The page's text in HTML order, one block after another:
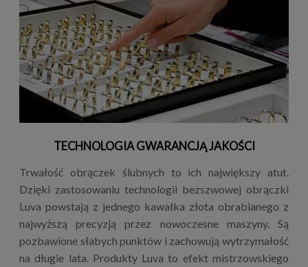
TECHNOLOGIA GWARANCJĄ JAKOŚCI
Trwałość obrączek ślubnych to ich największy atut.
Dzięki zastosowaniu technologii bezszwowej obrączki
Luva powstają z jednego kawałka złota obrabianego z
najwyższą precyzją przez nowoczesne maszyny. Są
pozbawione słabych punktów i zachowują wytrzymałość
na długie lata. Produkty Luva to efekt mistrzowskiego